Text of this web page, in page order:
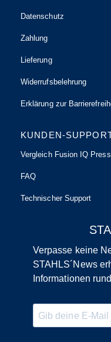
Datenschutz
Zahlung
Lieferung
Widerrufsbelehrung
Erklärung zur
KUNDEN-
Vergleich Fusion IQ
FAQ
Technischer Support
Verpasse keine
STAHLS´News
Informationen